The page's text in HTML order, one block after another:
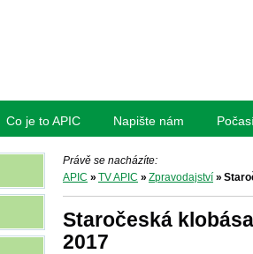
Co je to APIC Napište nám
Právě se nacházíte:
APIC » TV APIC » Zpravodajství »
Staročeská
2017